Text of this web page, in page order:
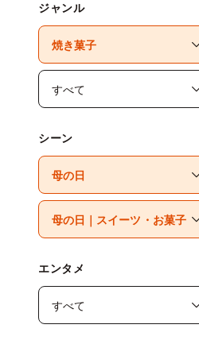
ジャンル
シーン
エンタメ